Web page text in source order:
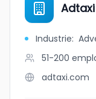
Adtaxi
Industrie:
51-200
adtaxi.com